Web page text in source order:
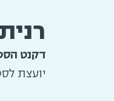
דקנט
יועצת